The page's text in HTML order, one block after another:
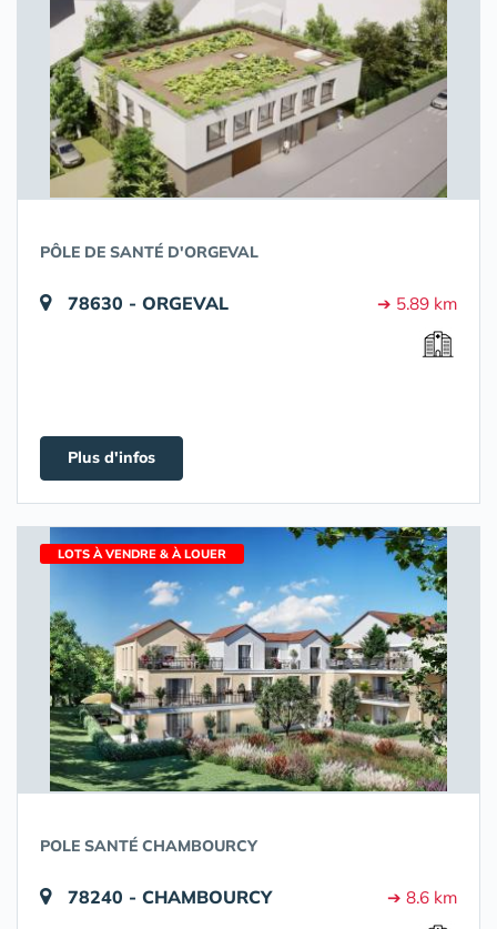
PÔLE DE SANTÉ D'ORGEVAL
78630 - ORGEVAL ➔ 5.89 km
Plus d'infos
LOTS À VENDRE & À LOUER
POLE SANTÉ CHAMBOURCY
78240 - CHAMBOURCY ➔ 8.6 km